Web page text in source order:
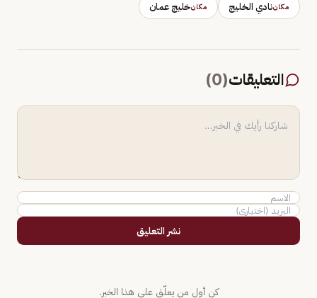
مكاننادي الخليج مكانخليج عمان
التعليقات(
0
)
نشر التعليق
كن أول من يعلّق على هذا الخبر.